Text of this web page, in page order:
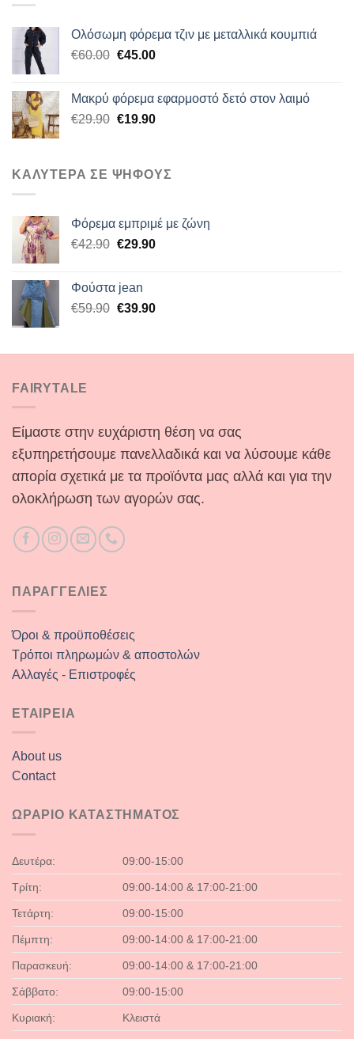
Ολόσωμη φόρεμα τζιν με μεταλλικά κουμπιά
€60.00 Original
€60.00.
€45.00Η
είναι:
€45.00.
Μακρύ φόρεμα εφαρμοστό δετό στον λαιμό
€29.90 Original
€29.90.
€19.90Η
είναι:
ΚΑΛΥΤΕΡΑ ΣΕ ΨΗΦΟΥΣ
Φόρεμα εμπριμέ με ζώνη
€42.90 Original
€42.90.
€29.90Η
€29.90.
Φούστα jean
€59.90 Original
€59.90.
€39.90Η
είναι:
FAIRYTALE
Είμαστε στην ευχάριστη θέση να σας
εξυπηρετήσουμε πανελλαδικά και να λύσουμε κάθε
απορία σχετικά με τα προϊόντα μας αλλά και για την
ολοκλήρωση των αγορών σας.
ΠΑΡΑΓΓΕΛΙΕΣ
Όροι & προϋποθέσεις
Τρόποι πληρωμών & αποστολών
Αλλαγές - Επιστροφές
ΕΤΑΙΡΕΙΑ
About us
Contact
ΩΡΑΡΙΟ ΚΑΤΑΣΤΗΜΑΤΟΣ
Δευτέρα: 09:00-15:00
Τρίτη: 09:00-14:00 & 17:00-21:00
Τετάρτη: 09:00-15:00
Πέμπτη: 09:00-14:00 & 17:00-21:00
Παρασκευή: 09:00-14:00 & 17:00-21:00
Σάββατο: 09:00-15:00
Κυριακή: Κλειστά